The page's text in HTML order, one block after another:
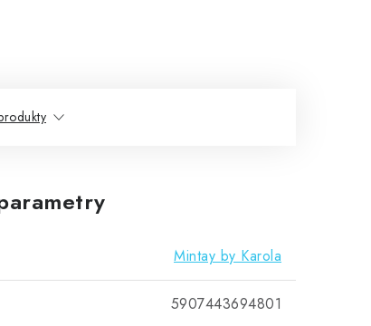
Mintay by Karola
5907443694801